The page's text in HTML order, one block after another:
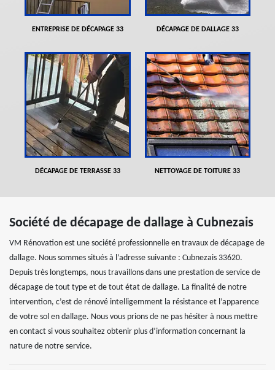
ENTREPRISE DE DÉCAPAGE 33 DÉCAPAGE DE DALLAGE 33
DÉCAPAGE DE TERRASSE 33 NETTOYAGE DE TOITURE 33
Société de décapage de dallage à Cubnezais
VM Rénovation est une société professionnelle en travaux de décapage de
dallage. Nous sommes situés à l’adresse suivante : Cubnezais 33620.
Depuis très longtemps, nous travaillons dans une prestation de service de
décapage de tout type et de tout état de dallage. La finalité de notre
intervention, c’est de rénové intelligemment la résistance et l’apparence
de votre sol en dallage. Nous vous prions de ne pas hésiter à nous mettre
en contact si vous souhaitez obtenir plus d’information concernant la
nature de notre service.